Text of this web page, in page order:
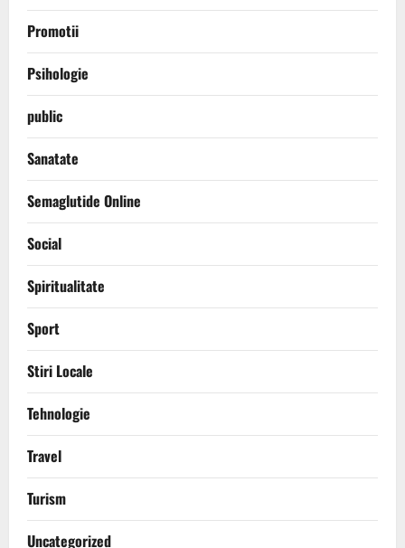
Promotii
Psihologie
public
Sanatate
Semaglutide Online
Social
Spiritualitate
Sport
Stiri Locale
Tehnologie
Travel
Turism
Uncategorized